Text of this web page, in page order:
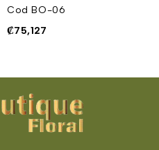
Cod BO-06
₡75,127